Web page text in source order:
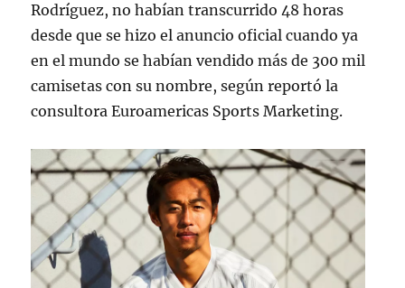
Rodríguez, no habían transcurrido 48 horas
desde que se hizo el anuncio oficial cuando ya
en el mundo se habían vendido más de 300 mil
camisetas con su nombre, según reportó la
consultora Euroamericas Sports Marketing.